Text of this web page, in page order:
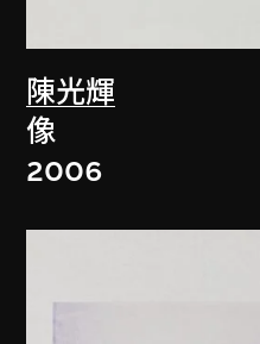
陳光輝
像
2006